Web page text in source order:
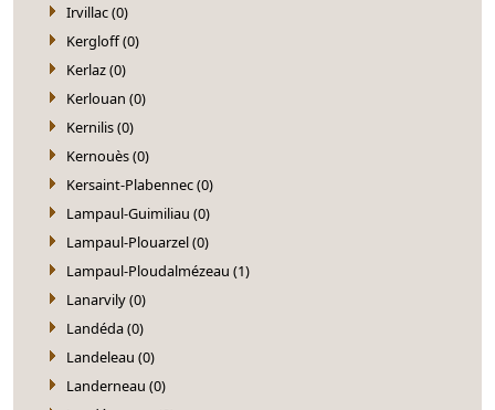
Irvillac (0)
Kergloff (0)
Kerlaz (0)
Kerlouan (0)
Kernilis (0)
Kernouès (0)
Kersaint-Plabennec (0)
Lampaul-Guimiliau (0)
Lampaul-Plouarzel (0)
Lampaul-Ploudalmézeau (1)
Lanarvily (0)
Landéda (0)
Landeleau (0)
Landerneau (0)